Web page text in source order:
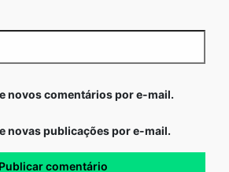
novos comentários por e-mail.
novas publicações por e-mail.